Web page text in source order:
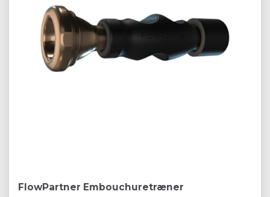
FlowPartner Embouchuretræner